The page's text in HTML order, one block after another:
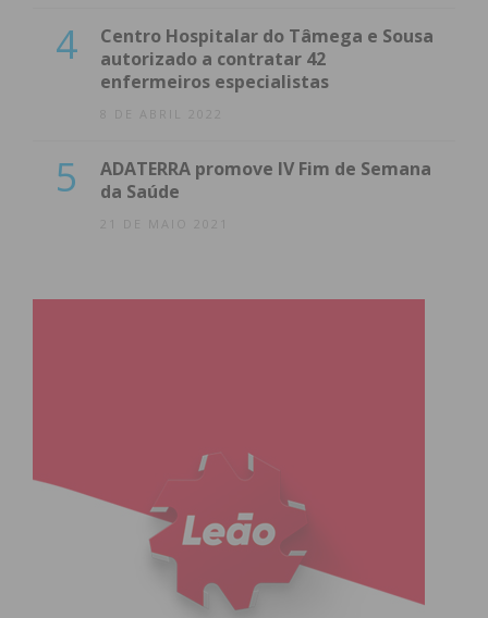
4
Centro Hospitalar do Tâmega e Sousa
autorizado a contratar 42
enfermeiros especialistas
8 DE ABRIL 2022
5
ADATERRA promove IV Fim de Semana
da Saúde
21 DE MAIO 2021